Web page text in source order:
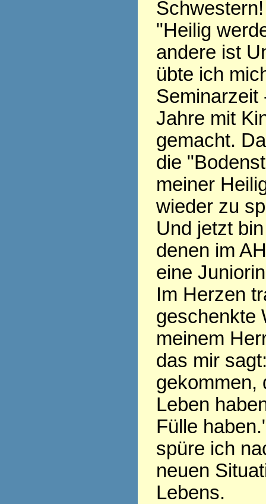
"Heilig
andere ist
übte ich
Seminarzeit
Jahre mit
gemacht.
die
meiner
wieder zu
Und jetzt
denen im
eine
Im Herzen
geschenkte
meinem
das mir
gekommen,
Leben
Fülle
spüre ich
neuen
Lebens.